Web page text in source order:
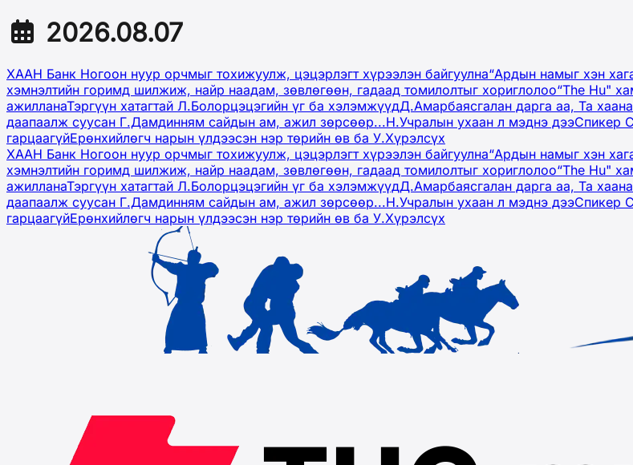
2026.08.07
ХААН Банк Ногоон нуур орчмыг тохижуулж, цэцэрлэгт хүрээлэн байгуулна“Ардын намыг хэн
хэмнэлтийн горимд шилжиж, найр наадам, зөвлөгөөн, гадаад томилолтыг хориглолоо“The Hu"
ажилланаТэргүүн хатагтай Л.Болорцэцэгийн үг ба хэлэмжүүдД.Амарбаясгалан дарга аа, Та
даапаалж суусан Г.Дамдинням сайдын ам, ажил зөрсөөр...Н.Учралын ухаан л мэднэ дээСпикер
гарцаагүйЕрөнхийлөгч нарын үлдээсэн нэр төрийн өв ба У.Хүрэлсүх
ХААН Банк Ногоон нуур орчмыг тохижуулж, цэцэрлэгт хүрээлэн байгуулна“Ардын намыг хэн
хэмнэлтийн горимд шилжиж, найр наадам, зөвлөгөөн, гадаад томилолтыг хориглолоо“The Hu"
ажилланаТэргүүн хатагтай Л.Болорцэцэгийн үг ба хэлэмжүүдД.Амарбаясгалан дарга аа, Та
даапаалж суусан Г.Дамдинням сайдын ам, ажил зөрсөөр...Н.Учралын ухаан л мэднэ дээСпикер
гарцаагүйЕрөнхийлөгч нарын үлдээсэн нэр төрийн өв ба У.Хүрэлсүх